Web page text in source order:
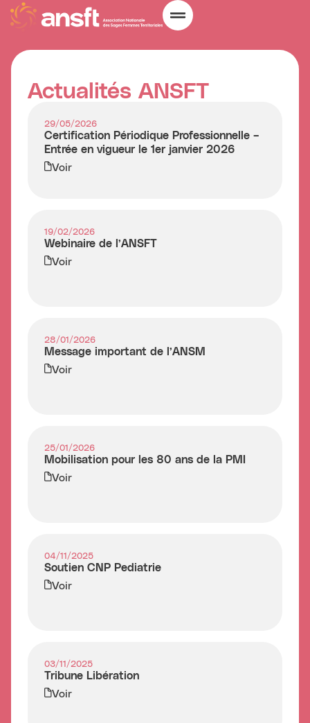
Actualités ANSFT
29/05/2026
Certification Périodique Professionnelle –
Entrée en vigueur le 1er janvier 2026
Voir
19/02/2026
Webinaire de l’ANSFT
Voir
28/01/2026
Message important de l’ANSM
Voir
25/01/2026
Mobilisation pour les 80 ans de la PMI
Voir
04/11/2025
Soutien CNP Pediatrie
Voir
03/11/2025
Tribune Libération
Voir